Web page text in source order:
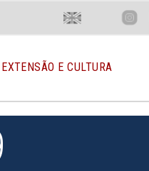
Menu
Superior
Direito
En Inst
EXTENSÃO E CULTURA